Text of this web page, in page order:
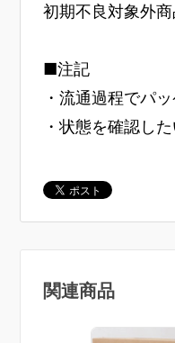
初期不良対象外
■注記
・流通過程でパ
・状態を確認し
関連商品